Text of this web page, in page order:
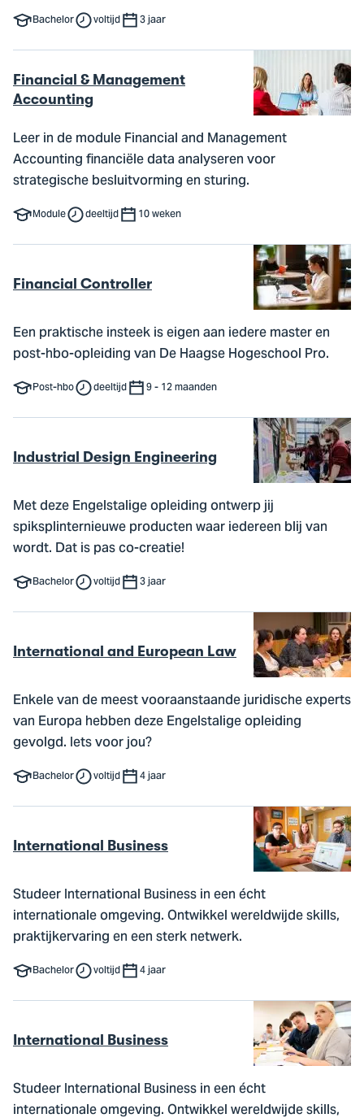
Bachelor voltijd 3 jaar
Financial & Management
Accounting
Leer in de module Financial and Management
Accounting financiële data analyseren voor
strategische besluitvorming en sturing.
Module deeltijd 10 weken
Financial Controller
Een praktische insteek is eigen aan iedere master en
post-hbo-opleiding van De Haagse Hogeschool Pro.
Post-hbo deeltijd 9 - 12 maanden
Industrial Design Engineering
Met deze Engelstalige opleiding ontwerp jij
spiksplinternieuwe producten waar iedereen blij van
wordt. Dat is pas co-creatie!
Bachelor voltijd 3 jaar
International and European Law
Enkele van de meest vooraanstaande juridische experts
van Europa hebben deze Engelstalige opleiding
gevolgd. Iets voor jou?
Bachelor voltijd 4 jaar
International Business
Studeer International Business in een écht
internationale omgeving. Ontwikkel wereldwijde skills,
praktijkervaring en een sterk netwerk.
Bachelor voltijd 4 jaar
International Business
Studeer International Business in een écht
internationale omgeving. Ontwikkel wereldwijde skills,